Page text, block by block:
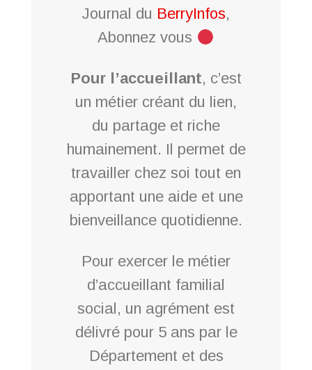
Journal du BerryInfos,
Abonnez vous
Pour l’accueillant, c’est
un métier créant du lien,
du partage et riche
humainement. Il permet de
travailler chez soi tout en
apportant une aide et une
bienveillance quotidienne.
Pour exercer le métier
d’accueillant familial
social, un agrément est
délivré pour 5 ans par le
Département et des